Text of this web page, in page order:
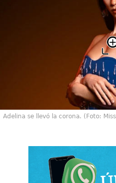
Adelina se llevó la corona. (Foto: